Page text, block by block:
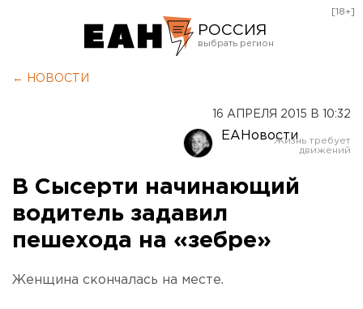
РОССИЯ
Оренбург
[18+]
← НОВОСТИ
16 АПРЕЛЯ 2015 В 10:32
ЕАНовости
В Сысерти начинающий
водитель задавил
пешехода на «зебре»
Женщина скончалась на месте.